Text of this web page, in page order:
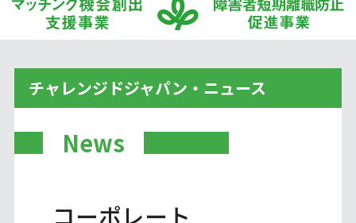
チャレンジドジャパン・ニュース
News
コーポレート